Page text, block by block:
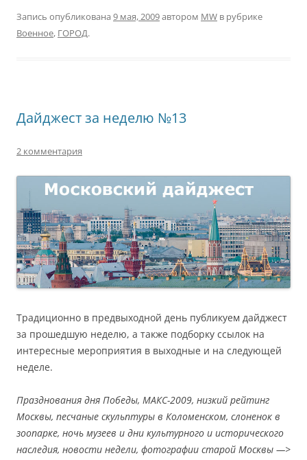
Запись опубликована 9 мая, 2009автором MW в рубрике
Военное, ГОРОД.
Дайджест за неделю №13
2 комментария
Традиционно в предвыходной день публикуем дайджест
за прошедшую неделю, а также подборку ссылок на
интересные мероприятия в выходные и на следующей
неделе.
Празднования дня Победы, МАКС-2009, низкий рейтинг
Москвы, песчаные скульптуры в Коломенском, слоненок в
зоопарке, ночь музеев и дни культурного и исторического
наследия, новости недели, фотографии старой Москвы —>